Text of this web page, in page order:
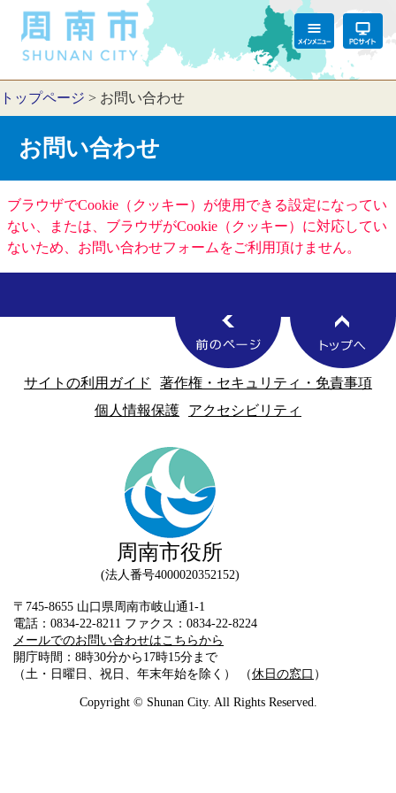
トップページ > お問い合わせ
お問い合わせ
ブラウザでCookie（クッキー）が使用できる設定になってい
ない、または、ブラウザがCookie（クッキー）に対応してい
ないため、お問い合わせフォームをご利用頂けません。
サイトの利用ガイド
著作権・セキュリティ・免責事項
個人情報保護
アクセシビリティ
周南市役所
法人番号4000020352152
〒745-8655 山口県周南市岐山通1-1
電話：0834-22-8211 ファクス：0834-22-8224
メールでのお問い合わせはこちらから
開庁時間：8時30分から17時15分まで
（土・日曜日、祝日、年末年始を除く） （休日の窓口 ）
Copyright © Shunan City. All Rights Reserved.